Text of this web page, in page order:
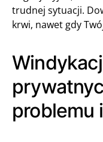
trudnej sytuacji.
krwi, nawet gdy
problemu